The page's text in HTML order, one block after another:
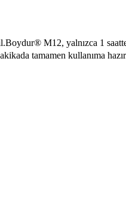
M12, yalnızca 1
tamamen kullanıma